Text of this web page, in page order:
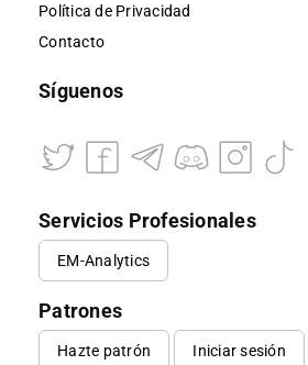
Política de Privacidad
Contacto
Síguenos
Servicios Profesionales
EM-Analytics
Patrones
Hazte patrón Iniciar sesión